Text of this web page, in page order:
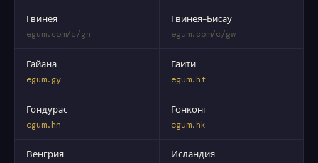
Гвинея
egum.com/c/gn
Гвинея-Бисау
egum.com/c/gw
Гайана
egum.gy
Гаити
egum.ht
Гондурас
egum.hn
Гонконг
egum.hk
Венгрия Исландия